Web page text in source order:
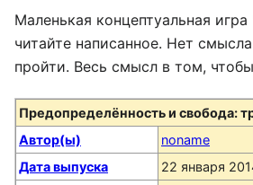
Маленькая концептуальная
читайте написанное. Нет
пройти. Весь смысл в том,
Предопределённость и свобода:
Автор(ы)
noname
Дата выпуска
22 января